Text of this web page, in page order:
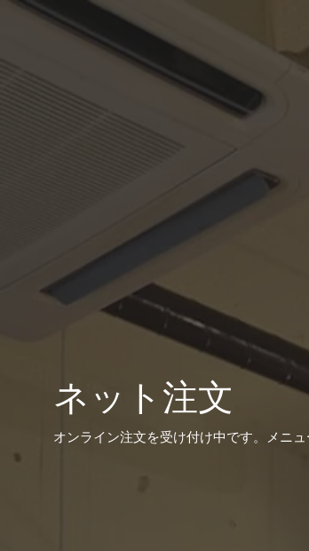
ネット注文
オンライン注文を受け付け中です。メニ